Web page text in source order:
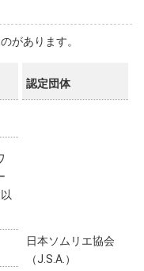
があります。
認定団体
日本ソムリエ協会
（J.S.A.）